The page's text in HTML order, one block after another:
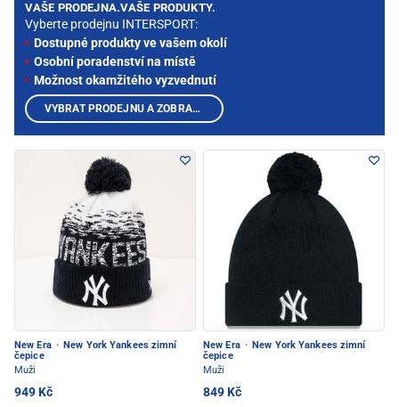
New Era · New York Yankees zimní
čepice
Muži
949 Kč
New Era · New York Yankees zimní
čepice
Muži
849 Kč
VAŠE PRODEJNA.VAŠE PRODUKTY.
Vyberte prodejnu INTERSPORT:
Dostupné produkty ve vašem okolí
Osobní poradenství na místě
Možnost okamžitého vyzvednutí
VYBRAT PRODEJNU A ZOBRAZIT PRODUKTY